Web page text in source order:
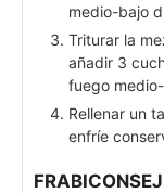
medio-bajo
Triturar la
añadir 3
fuego
Rellenar un
enfríe